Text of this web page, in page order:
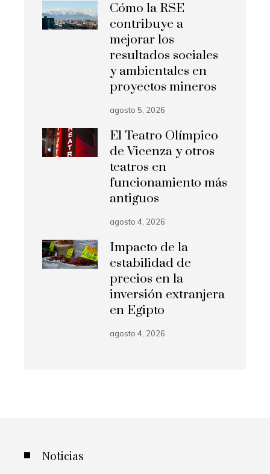
Cómo la RSE
contribuye a
mejorar los
resultados sociales
y ambientales en
proyectos mineros
agosto 5, 2026
El Teatro Olímpico
de Vicenza y otros
teatros en
funcionamiento más
antiguos
agosto 4, 2026
Impacto de la
estabilidad de
precios en la
inversión extranjera
en Egipto
agosto 4, 2026
Noticias